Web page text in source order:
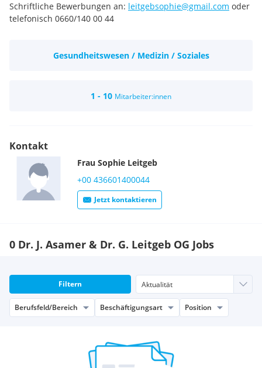
Schriftliche Bewerbungen an: leitgebsophie@gmail.com oder
telefonisch 0660/140 00 44
Gesundheitswesen / Medizin / Soziales
1 - 10 Mitarbeiter:innen
Kontakt
Frau Sophie Leitgeb
+00 436601400044
Jetzt kontaktieren
0 Dr. J. Asamer & Dr. G. Leitgeb OG Jobs
Filtern
Berufsfeld/Bereich Beschäftigungsart Position